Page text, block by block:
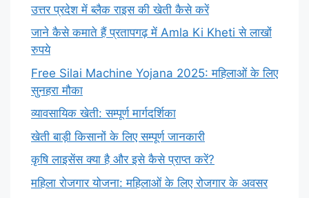
उत्तर प्रदेश में ब्लैक राइस की खेती कैसे करें
जाने कैसे कमाते हैं प्रतापगढ़ में Amla Ki Kheti से लाखों
रुपये
Free Silai Machine Yojana 2025: महिलाओं के लिए
सुनहरा मौका
व्यावसायिक खेती: सम्पूर्ण मार्गदर्शिका
खेती बाड़ी किसानों के लिए सम्पूर्ण जानकारी
कृषि लाइसेंस क्या है और इसे कैसे प्राप्त करें?
महिला रोजगार योजना: महिलाओं के लिए रोजगार के अवसर